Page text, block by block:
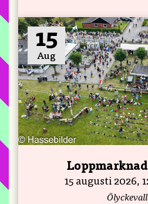
15
Aug
15 augusti 2026,